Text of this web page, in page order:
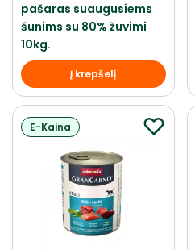
pašaras suaugusiems
šunims su 80% žuvimi
10kg.
Į krepšelį
E-Kaina